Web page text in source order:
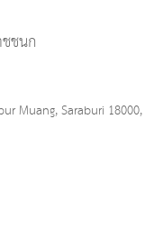
ชนก
Muang, Saraburi 18000,